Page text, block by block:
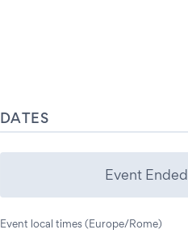
DATES
Event Ended
Event local times (Europe/Rome)